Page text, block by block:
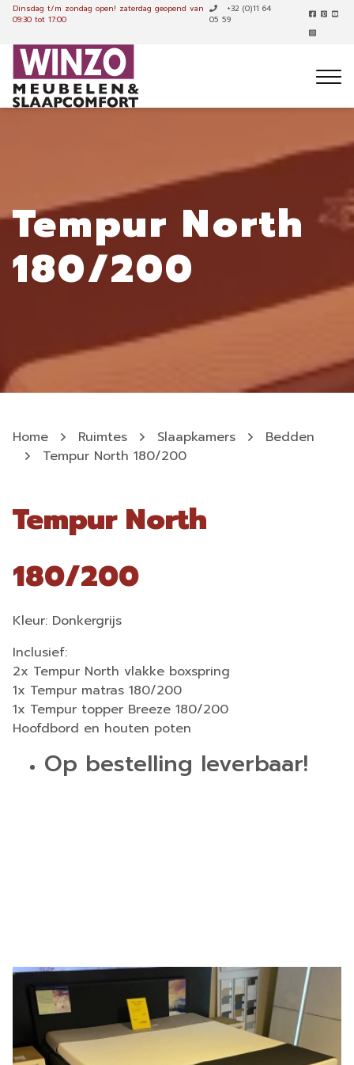
Dinsdag t/m zondag open! zaterdag geopend van
09:30 tot 17:00
+32 (0)11 64
05 59
Tempur North
180/200
Home Ruimtes Slaapkamers
Bedden
Tempur North 180/200
Tempur North
180/200
Kleur: Donkergrijs
Inclusief:
2x Tempur North vlakke boxspring
1x Tempur matras 180/200
1x Tempur topper Breeze 180/200
Hoofdbord en houten poten
Op bestelling leverbaar!